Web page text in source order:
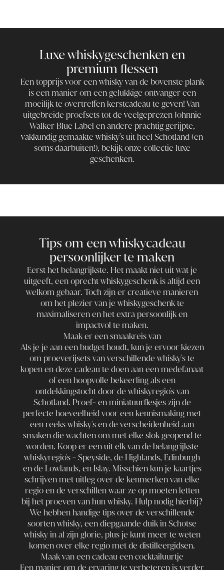
Luxe whiskygeschenken en
premium flessen
Een topprijs voor een whisky van de bovenste plank
is een manier om een gelukkige ontvanger een
moeilijk te overtreffen kerstcadeau te geven! Van
uitgebreide proefsets tot de veelgeprezen Johnnie
Walker Blue Label en andere prachtig gerijpte,
vakkundig gemaakte whisky's uit heel Schotland (en
soms daarbuiten!), bekijk onze collectie luxe
geschenken.
Tips om een whiskycadeau
persoonlijker te maken
Eerst het belangrijkste. Het maakt niet uit wat je
uitgeeft, een oprecht whiskygeschenk is altijd een
welkom gebaar. Toch zijn er creatieve manieren
om het plezier van je whiskygeschenk te
maximaliseren en het extra persoonlijk en
impactvol te maken.
Maak er een smaakreis van
Als je je aan een budget houdt, kun je ervoor kiezen
om proeverijsets van verschillende whisky's te
kopen en deze cadeau te doen aan een medefanaat
of een hoopvolle bekeerling als een
ontdekkingstocht door de whiskyregio's van
Schotland. Proef- en miniatuurflesjes zijn de
perfecte hoeveelheid voor een kennismaking met
een reeks whisky's en de verscheidenheid aan
smaken die wachten om met elke slok geopend te
worden. Koop er een uit elk van de belangrijkste
whiskyregio's - Speyside, de Highlands, Edinburgh
en de Lowlands, en Islay. Misschien kun je kaartjes
schrijven met uitleg over de kenmerken van elke
regio en de verschillen waar ze op moeten letten
bij het proeven van hun whisky. Hulp nodig hierbij?
We hebben handige tips overde verschillende
soorten whisky, een diepgaande duik in Schotse
whiskyin al zijn glorie, plus je kunt meer te weten
komen over elke regio met de distilleergidsen.
Maak van een cadeau een cocktailuurtje
Een manier om de ervaring te verbeteren is verder